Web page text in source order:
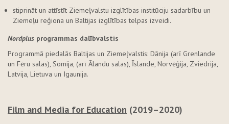
stiprināt un attīstīt Ziemeļvalstu izglītības institūciju sadarbību un
Ziemeļu reģiona un Baltijas izglītības telpas izveidi.
Nordplus programmas dalībvalstis
Programmā piedalās Baltijas un Ziemeļvalstis: Dānija (arī Grenlande
un Fēru salas), Somija, (arī Ālandu salas), Īslande, Norvēģija, Zviedrija,
Latvija, Lietuva un Igaunija.
Film and Media for Education (2019–2020)